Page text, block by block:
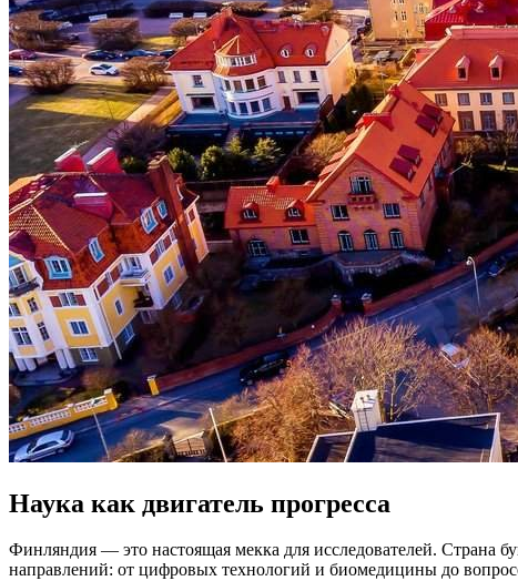
Наука как двигатель прогресса
Финляндия — это настоящая мекка для исследователей. Страна
направлений: от цифровых технологий и биомедицины до